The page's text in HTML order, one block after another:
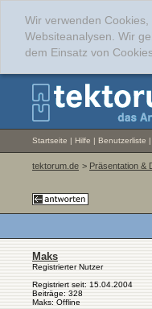
Wir verwenden
Websiteanalysen. Wir
dem Einsatz von
Startseite | Hilfe | Benutzerliste |
tektorum.de > Präsentation &
Maks
Registrierter Nutzer
Registriert seit: 15.04.2004
Beiträge: 328
Maks: Offline